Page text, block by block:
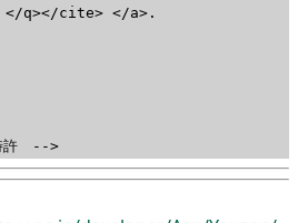
果 </q></cite> </a>.
許 -->